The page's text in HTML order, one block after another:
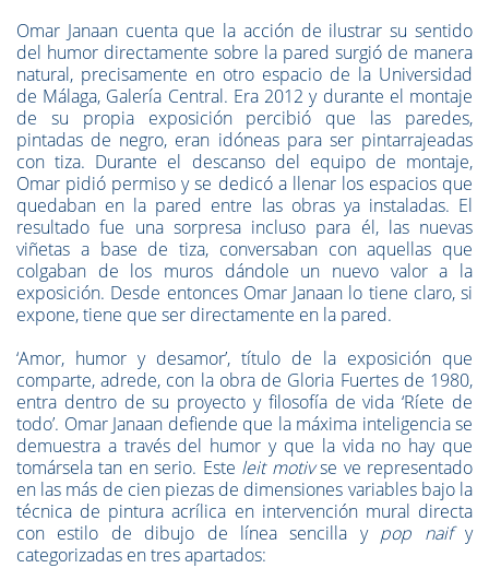
Omar Janaan cuenta que la acción de ilustrar su sentido
del humor directamente sobre la pared surgió de manera
natural, precisamente en otro espacio de la Universidad
de Málaga, Galería Central. Era 2012 y durante el montaje
de su propia exposición percibió que las paredes,
pintadas de negro, eran idóneas para ser pintarrajeadas
con tiza. Durante el descanso del equipo de montaje,
Omar pidió permiso y se dedicó a llenar los espacios que
quedaban en la pared entre las obras ya instaladas. El
resultado fue una sorpresa incluso para él, las nuevas
viñetas a base de tiza, conversaban con aquellas que
colgaban de los muros dándole un nuevo valor a la
exposición. Desde entonces Omar Janaan lo tiene claro, si
expone, tiene que ser directamente en la pared.
‘Amor, humor y desamor’, título de la exposición que
comparte, adrede, con la obra de Gloria Fuertes de 1980,
entra dentro de su proyecto y filosofía de vida ‘Ríete de
todo’. Omar Janaan defiende que la máxima inteligencia se
demuestra a través del humor y que la vida no hay que
tomársela tan en serio. Este leit motivse ve representado
en las más de cien piezas de dimensiones variables bajo la
técnica de pintura acrílica en intervención mural directa
con estilo de dibujo de línea sencilla y pop naify
categorizadas en tres apartados: